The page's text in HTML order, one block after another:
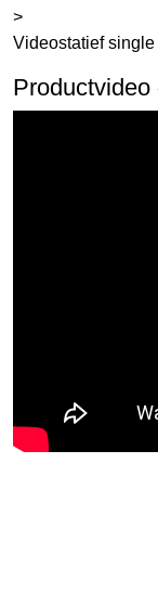
>
Videostatief
Productvideo